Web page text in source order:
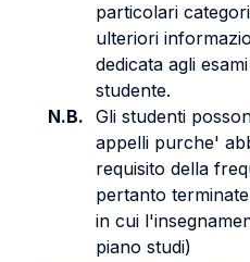
particolari
ulteriori
dedicata agli
studente.
N.B. Gli studenti
appelli purche'
requisito della
pertanto
in cui
piano studi)